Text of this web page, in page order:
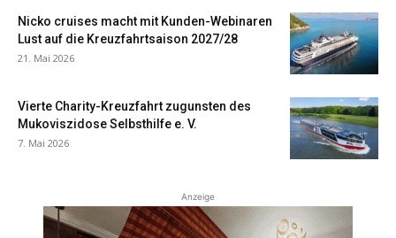
Nicko cruises macht mit Kunden-Webinaren
Lust auf die Kreuzfahrtsaison 2027/28
21. Mai 2026
Vierte Charity-Kreuzfahrt zugunsten des
Mukoviszidose Selbsthilfe e. V.
7. Mai 2026
Anzeige